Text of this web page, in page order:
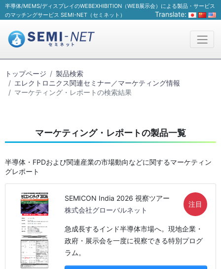
半導体/MEMS/ディスプレイのWEBEXHIBITION（WEB展示会）による製品・サービス
のマッチングサービス SEMI-NET（セミネット）
Translate:
トップページ
製品検索
エレクトロニクス関連セミナー／マーケティング情報
マーケティング・レポートの検索結果
マーケティング・レポートの製品一覧
半導体・FPDおよび関連産業の市場動向などに関するマーケティン
グレポート
SEMICON India 2026 視察ツアー
株式会社グローバルネット
注目
急成長するインド半導体市場へ。現地企業・
政府・展示会を一度に視察できる特別プログ
ラム。